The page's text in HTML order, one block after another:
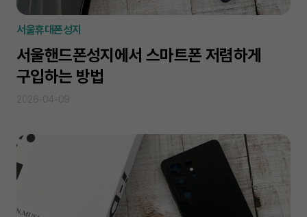
서울휴대폰성지
서울핸드폰성지에서 스마트폰 저렴하게
구입하는 방법